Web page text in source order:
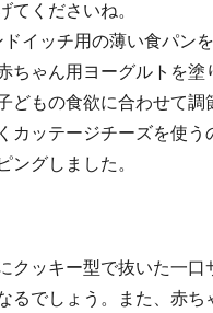
てくださいね。
イッチ用の薄い食パン
ちゃん用ヨーグルトを
どもの食欲に合わせて
カッテージチーズを使
ングしました。
クッキー型で抜いた一
るでしょう。また、赤